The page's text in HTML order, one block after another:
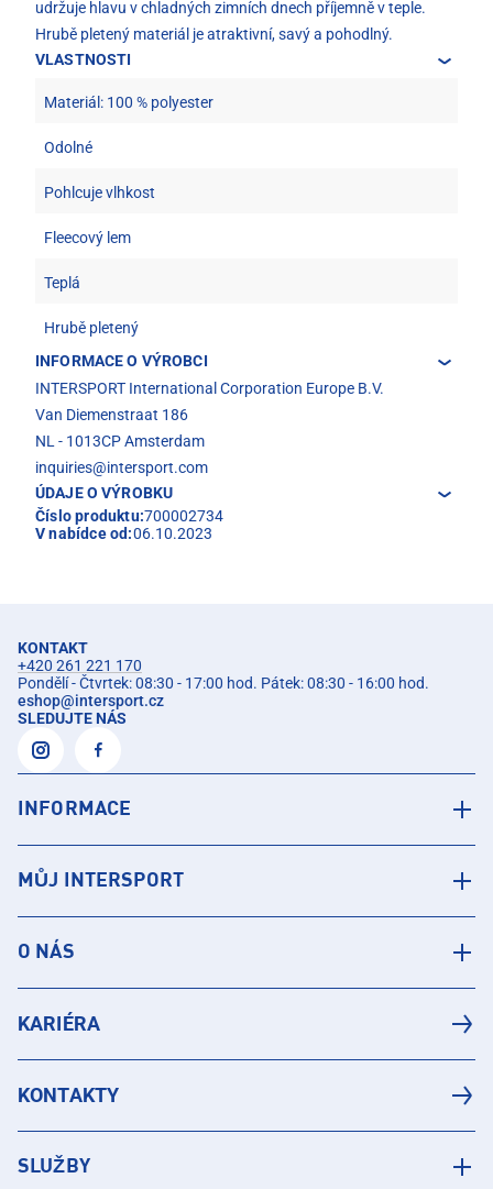
udržuje hlavu v chladných zimních dnech příjemně v teple.
Hrubě pletený materiál je atraktivní, savý a pohodlný.
VLASTNOSTI
Materiál: 100 % polyester
Odolné
Pohlcuje vlhkost
Fleecový lem
Teplá
Hrubě pletený
INFORMACE O VÝROBCI
INTERSPORT International Corporation Europe B.V.
Van Diemenstraat 186
NL - 1013CP Amsterdam
inquiries@intersport.com
ÚDAJE O VÝROBKU
Číslo produktu:700002734
V nabídce od:06.10.2023
KONTAKT
+420 261 221 170
Pondělí - Čtvrtek: 08:30 - 17:00 hod. Pátek: 08:30 - 16:00 hod.
eshop@intersport.cz
SLEDUJTE NÁS
INFORMACE
MŮJ INTERSPORT
O NÁS
KARIÉRA
KONTAKTY
SLUŽBY